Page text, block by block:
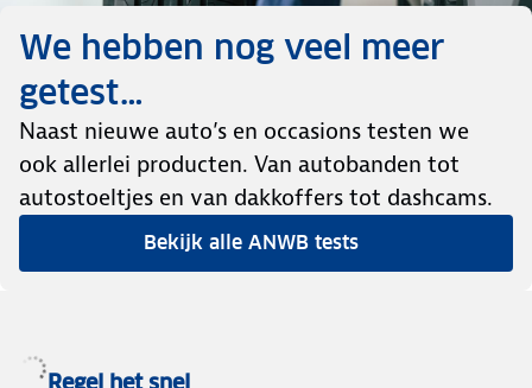
We hebben nog veel meer
getest…
Naast nieuwe auto’s en occasions testen we
ook allerlei producten. Van autobanden tot
autostoeltjes en van dakkoffers tot dashcams.
Bekijk alle ANWB tests